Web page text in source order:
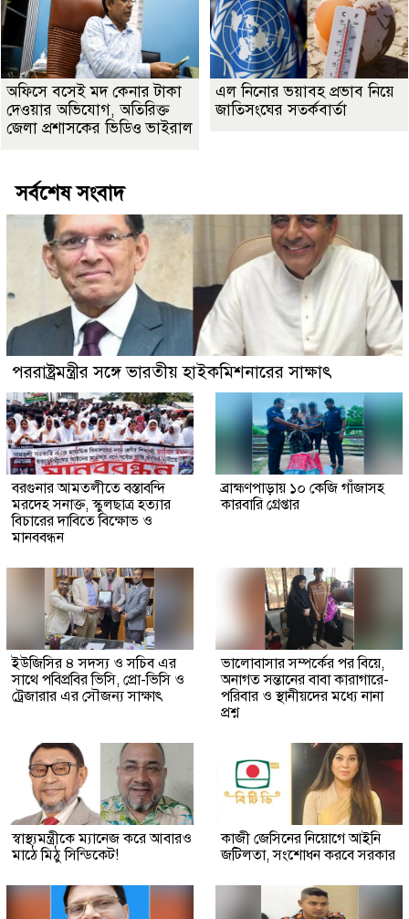
অফিসে বসেই মদ কেনার টাকা
দেওয়ার অভিযোগ, অতিরিক্ত
জেলা প্রশাসকের ভিডিও ভাইরাল
এল নিনোর ভয়াবহ প্রভাব নিয়ে
জাতিসংঘের সতর্কবার্তা
সর্বশেষ সংবাদ
পররাষ্ট্রমন্ত্রীর সঙ্গে ভারতীয় হাইকমিশনারের সাক্ষাৎ
বরগুনার আমতলীতে বস্তাবন্দি
মরদেহ সনাক্ত, স্কুলছাত্র হত্যার
বিচারের দাবিতে বিক্ষোভ ও
মানববন্ধন
​ব্রাহ্মণপাড়ায় ১০ কেজি গাঁজাসহ
কারবারি গ্রেপ্তার
ইউজিসির ৪ সদস্য ও সচিব এর
সাথে পবিপ্রবির ভিসি, প্রো-ভিসি ও
ট্রেজারার এর সৌজন্য সাক্ষাৎ
ভালোবাসার সম্পর্কের পর বিয়ে,
অনাগত সন্তানের বাবা কারাগারে-
পরিবার ও স্থানীয়দের মধ্যে নানা
প্রশ্ন
স্বাস্থ্যমন্ত্রীকে ম্যানেজ করে আবারও
মাঠে মিঠু সিন্ডিকেট!
কাজী জেসিনের নিয়োগে আইনি
জটিলতা, সংশোধন করবে সরকার